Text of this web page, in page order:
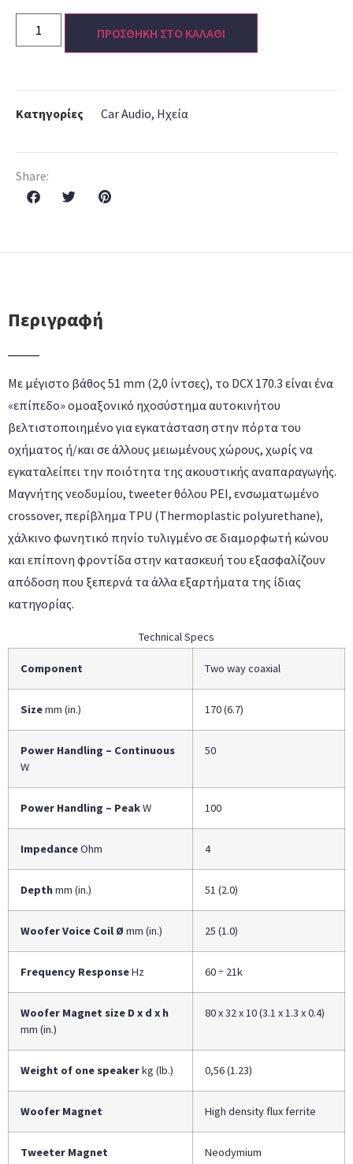
ΠΡΟΣΘΗΚΗ ΣΤΟ ΚΑΛΑΘΙ
Κατηγορίες Car Audio, Ηχεία
Share:
Περιγραφή
Με μέγιστο βάθος 51 mm (2,0 ίντσες), το DCX 170.3 είναι ένα
«επίπεδο» ομοαξονικό ηχοσύστημα αυτοκινήτου
βελτιστοποιημένο για εγκατάσταση στην πόρτα του
οχήματος ή/και σε άλλους μειωμένους χώρους, χωρίς να
εγκαταλείπει την ποιότητα της ακουστικής αναπαραγωγής.
Μαγνήτης νεοδυμίου, tweeter θόλου PEI, ενσωματωμένο
crossover, περίβλημα TPU (Thermoplastic polyurethane),
χάλκινο φωνητικό πηνίο τυλιγμένο σε διαμορφωτή κώνου
και επίπονη φροντίδα στην κατασκευή του εξασφαλίζουν
απόδοση που ξεπερνά τα άλλα εξαρτήματα της ίδιας
κατηγορίας.
Component Two way coaxial
Sizemm (in.) 170 (6.7)
Power Handling – Continuous
W
50
Power Handling – PeakW 100
ImpedanceOhm 4
Depthmm (in.) 51 (2.0)
Woofer Voice Coil Ømm (in.) 25 (1.0)
Frequency ResponseHz 60 ÷ 21k
Woofer Magnet size D x d x h
mm (in.)
80 x 32 x 10 (3.1 x 1.3 x 0.4)
Weight of one speakerkg (lb.) 0,56 (1.23)
Woofer Magnet High density flux ferrite
Tweeter Magnet Neodymium
Technical Specs